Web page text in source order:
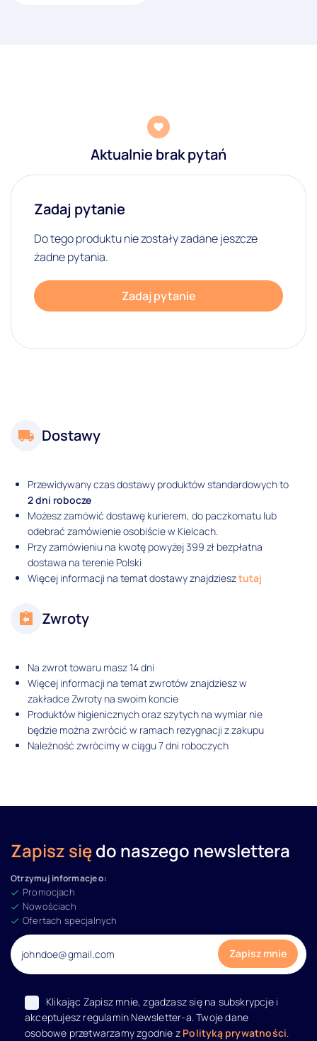
Aktualnie brak pytań
Zadaj pytanie
Do tego produktu nie zostały zadane jeszcze
żadne pytania.
Zadaj pytanie
Dostawy
Przewidywany czas dostawy produktów standardowych to
2 dni robocze
Możesz zamówić dostawę kurierem, do paczkomatu lub
odebrać zamówienie osobiście w Kielcach.
Przy zamówieniu na kwotę powyżej 399 zł bezpłatna
dostawa na terenie Polski
Więcej informacji na temat dostawy znajdziesztutaj
Zwroty
Na zwrot towaru masz 14 dni
Więcej informacji na temat zwrotów znajdziesz w
zakładce Zwroty na swoim koncie
Produktów higienicznych oraz szytych na wymiar nie
będzie można zwrócić w ramach rezygnacji z zakupu
Należność zwrócimy w ciągu 7 dni roboczych
Zapisz siędo naszego newslettera
Otrzymuj informacje o:
Promocjach
Nowościach
Ofertach specjalnych
Klikając Zapisz mnie, zgadzasz się na subskrypcje i
akceptujesz regulamin Newsletter-a. Twoje dane
osobowe przetwarzamy zgodnie z Polityką prywatności.